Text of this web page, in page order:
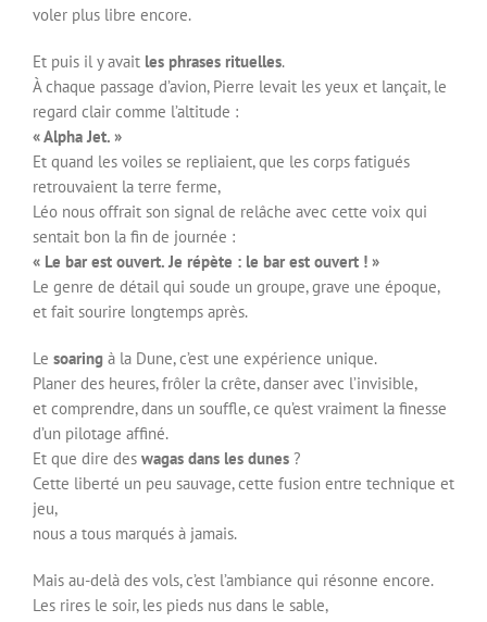
voler plus libre encore.
Et puis il y avait les phrases rituelles.
À chaque passage d’avion, Pierre levait les yeux et lançait, le
regard clair comme l’altitude :
« Alpha Jet. »
Et quand les voiles se repliaient, que les corps fatigués
retrouvaient la terre ferme,
Léo nous offrait son signal de relâche avec cette voix qui
sentait bon la fin de journée :
« Le bar est ouvert. Je répète : le bar est ouvert ! »
Le genre de détail qui soude un groupe, grave une époque,
et fait sourire longtemps après.
Le soaringà la Dune, c’est une expérience unique.
Planer des heures, frôler la crête, danser avec l’invisible,
et comprendre, dans un souffle, ce qu’est vraiment la finesse
d’un pilotage affiné.
Et que dire des wagas dans les dunes?
Cette liberté un peu sauvage, cette fusion entre technique et
jeu,
nous a tous marqués à jamais.
Mais au-delà des vols, c’est l’ambiance qui résonne encore.
Les rires le soir, les pieds nus dans le sable,